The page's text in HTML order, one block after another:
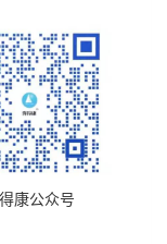
康公众号